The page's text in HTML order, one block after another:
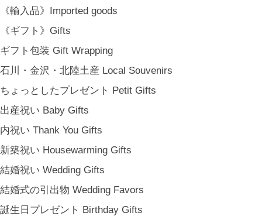
《輸入品》Imported goods
《ギフト》Gifts
ギフト包装 Gift Wrapping
石川・金沢・北陸土産 Local Souvenirs
ちょっとしたプレゼント Petit Gifts
出産祝い Baby Gifts
内祝い Thank You Gifts
新築祝い Housewarming Gifts
結婚祝い Wedding Gifts
結婚式の引出物 Wedding Favors
誕生日プレゼント Birthday Gifts
[ NOTICE ]
プライバシーポリシー
特定商取引法に基づく表記
会員規約